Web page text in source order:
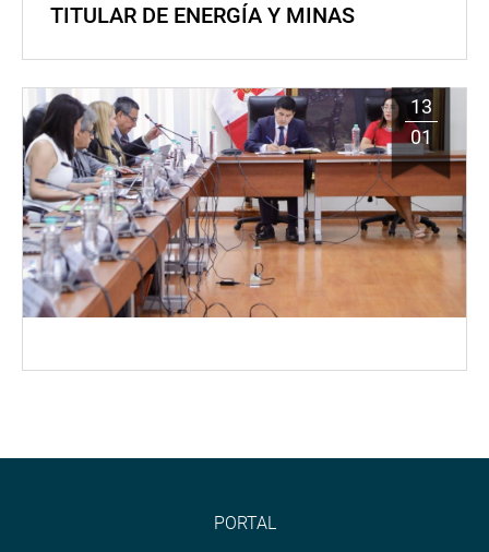
TITULAR DE ENERGÍA Y MINAS
13
01
PORTAL